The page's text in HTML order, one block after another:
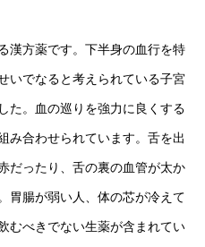
漢方薬です。下半身の血行を特
いでなると考えられている子宮
た。血の巡りを強力に良くする
み合わせられています。舌を出
だったり、舌の裏の血管が太か
胃腸が弱い人、体の芯が冷えて
むべきでない生薬が含まれてい